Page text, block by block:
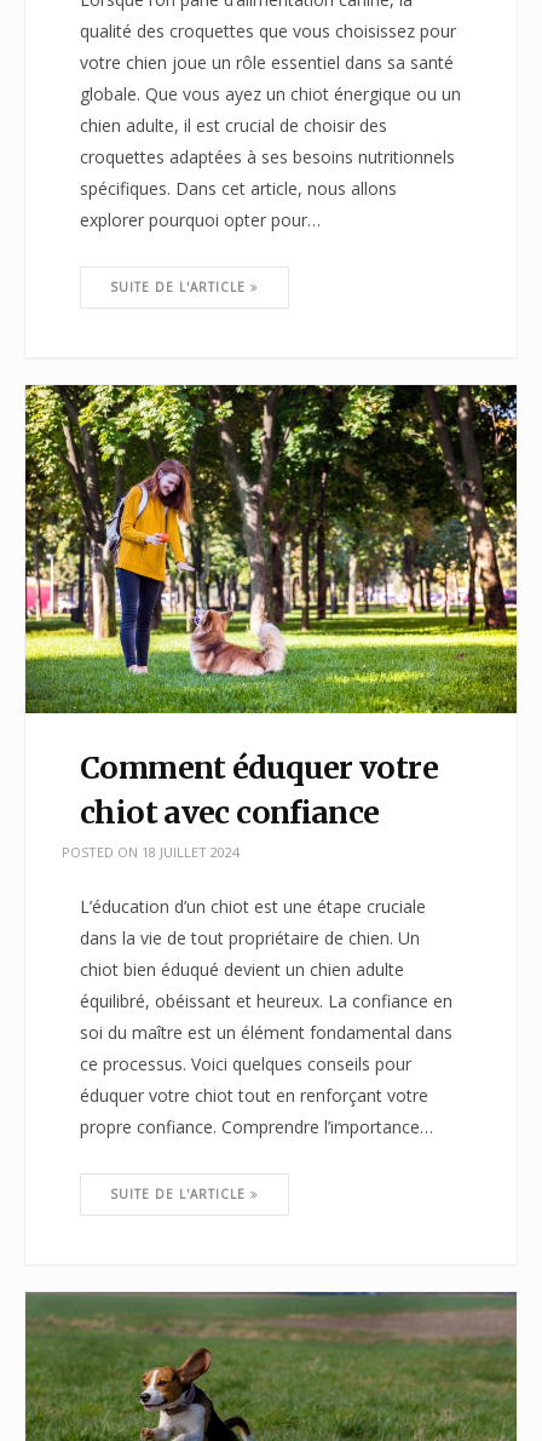
qualité des croquettes que vous choisissez pour
votre chien joue un rôle essentiel dans sa santé
globale. Que vous ayez un chiot énergique ou un
chien adulte, il est crucial de choisir des
croquettes adaptées à ses besoins nutritionnels
spécifiques. Dans cet article, nous allons
explorer pourquoi opter pour…
SUITE DE L'ARTICLE
Comment éduquer votre
chiot avec confiance
POSTED ON 18 JUILLET 2024
L’éducation d’un chiot est une étape cruciale
dans la vie de tout propriétaire de chien. Un
chiot bien éduqué devient un chien adulte
équilibré, obéissant et heureux. La confiance en
soi du maître est un élément fondamental dans
ce processus. Voici quelques conseils pour
éduquer votre chiot tout en renforçant votre
propre confiance. Comprendre l’importance…
SUITE DE L'ARTICLE